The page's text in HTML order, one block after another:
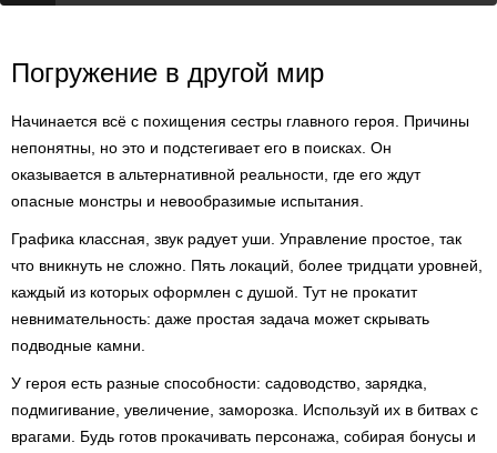
Погружение в другой мир
Начинается всё с похищения сестры главного героя. Причины
непонятны, но это и подстегивает его в поисках. Он
оказывается в альтернативной реальности, где его ждут
опасные монстры и невообразимые испытания.
Графика классная, звук радует уши. Управление простое, так
что вникнуть не сложно. Пять локаций, более тридцати уровней,
каждый из которых оформлен с душой. Тут не прокатит
невнимательность: даже простая задача может скрывать
подводные камни.
У героя есть разные способности: садоводство, зарядка,
подмигивание, увеличение, заморозка. Используй их в битвах с
врагами. Будь готов прокачивать персонажа, собирая бонусы и